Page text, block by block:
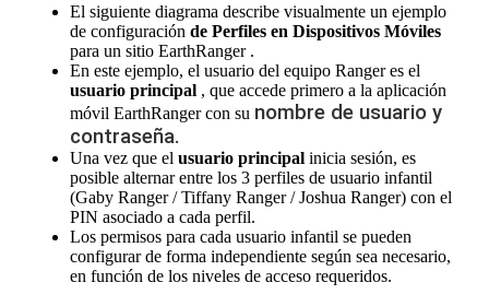
El siguiente diagrama describe visualmente un ejemplo
de configuración de Perfiles en Dispositivos Móviles
para un sitio EarthRanger .
En este ejemplo, el usuario del equipo Ranger es el
usuario principal , que accede primero a la aplicación
móvil EarthRanger con su nombre de usuario y
contraseña.
Una vez que el usuario principal inicia sesión, es
posible alternar entre los 3 perfiles de usuario infantil
(Gaby Ranger / Tiffany Ranger / Joshua Ranger) con el
PIN asociado a cada perfil.
Los permisos para cada usuario infantil se pueden
configurar de forma independiente según sea necesario,
en función de los niveles de acceso requeridos.